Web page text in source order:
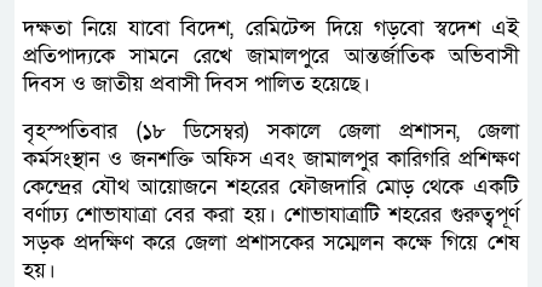
দক্ষতা নিয়ে যাবো বিদেশ, রেমিটেন্স দিয়ে গড়বো স্বদেশ এই
প্রতিপাদ্যকে সামনে রেখে জামালপুরে আন্তর্জাতিক অভিবাসী
দিবস ও জাতীয় প্রবাসী দিবস পালিত হয়েছে।
বৃহস্পতিবার (১৮ ডিসেম্বর) সকালে জেলা প্রশাসন, জেলা
কর্মসংস্থান ও জনশক্তি অফিস এবং জামালপুর কারিগরি প্রশিক্ষণ
কেন্দ্রের যৌথ আয়োজনে শহরের ফৌজদারি মোড় থেকে একটি
বর্ণাঢ্য শোভাযাত্রা বের করা হয়। শোভাযাত্রাটি শহরের গুরুত্বপূর্ণ
সড়ক প্রদক্ষিণ করে জেলা প্রশাসকের সম্মেলন কক্ষে গিয়ে শেষ
হয়।